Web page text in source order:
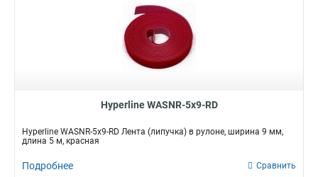
Hyperline WASNR-5x9-RD
Hyperline WASNR-5x9-RD Лента (липучка) в рулоне, ширина 9 мм,
длина 5 м, красная
Подробнее Сравнить